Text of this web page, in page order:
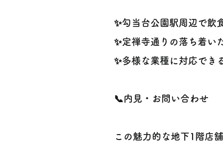
✨勾当台公園駅周辺で飲
✨定禅寺通りの落ち着い
✨多様な業種に対応でき
📞内見・お問い合わせ
この魅力的な地下1階店